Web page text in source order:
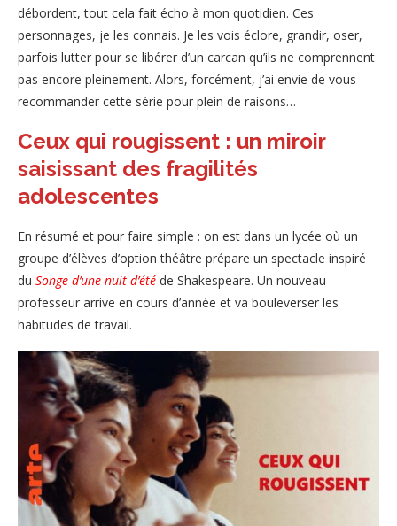
débordent, tout cela fait écho à mon quotidien. Ces
personnages, je les connais. Je les vois éclore, grandir, oser,
parfois lutter pour se libérer d’un carcan qu’ils ne comprennent
pas encore pleinement. Alors, forcément, j’ai envie de vous
recommander cette série pour plein de raisons…
Ceux qui rougissent : un miroir
saisissant des fragilités
adolescentes
En résumé et pour faire simple : on est dans un lycée où un
groupe d’élèves d’option théâtre prépare un spectacle inspiré
du Songe d’une nuit d’été de Shakespeare. Un nouveau
professeur arrive en cours d’année et va bouleverser les
habitudes de travail.